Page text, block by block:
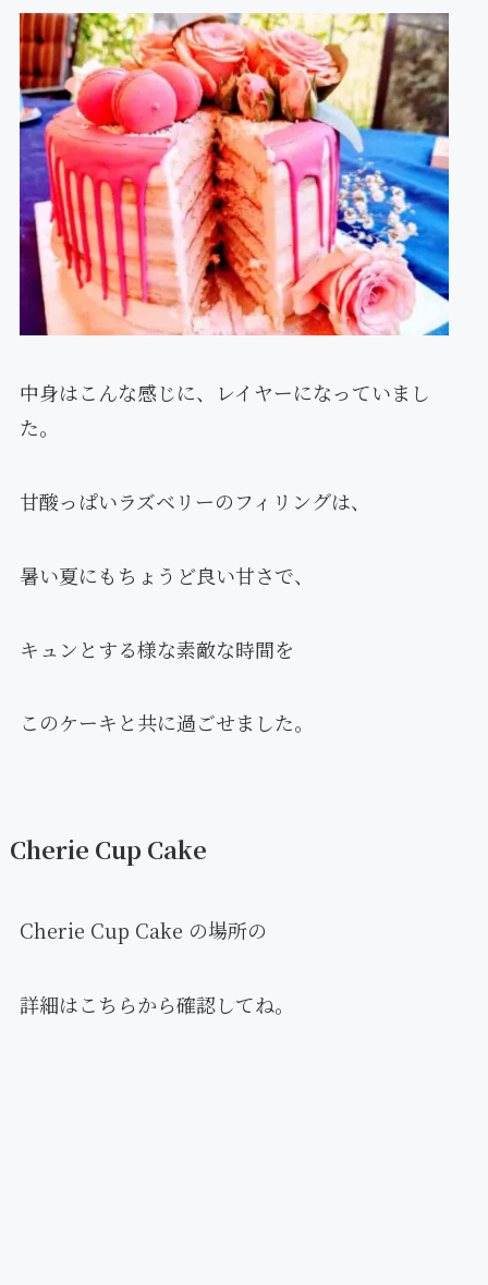
中身はこんな感じに、レイヤーになっていまし
た。
甘酸っぱいラズベリーのフィリングは、
暑い夏にもちょうど良い甘さで、
キュンとする様な素敵な時間を
このケーキと共に過ごせました。
Cherie Cup Cake
Cherie Cup Cake の場所の
詳細はこちらから確認してね。